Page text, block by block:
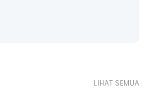
LIHAT SEMUA